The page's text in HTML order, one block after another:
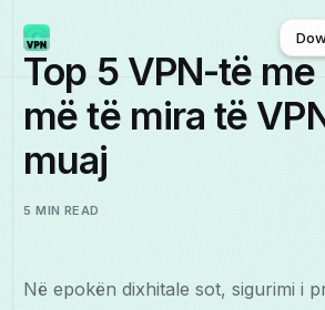
Download free VPN
Top 5 VPN-të
më të mira të
muaj
5 MIN READ
Në epokën dixhitale sot, sigurimi i